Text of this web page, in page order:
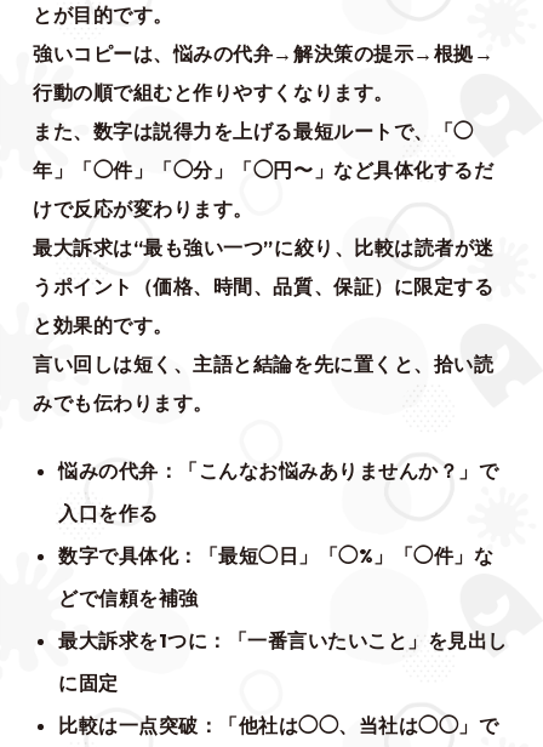
とが目的です。
強いコピーは、悩みの代弁→解決策の提示→根拠→
行動の順で組むと作りやすくなります。
また、数字は説得力を上げる最短ルートで、「◯
年」「◯件」「◯分」「◯円〜」など具体化するだ
けで反応が変わります。
最大訴求は“最も強い一つ”に絞り、比較は読者が迷
うポイント（価格、時間、品質、保証）に限定する
と効果的です。
言い回しは短く、主語と結論を先に置くと、拾い読
みでも伝わります。
悩みの代弁：「こんなお悩みありませんか？」で
入口を作る
数字で具体化：「最短◯日」「◯%」「◯件」な
どで信頼を補強
最大訴求を1つに：「一番言いたいこと」を見出し
に固定
比較は一点突破：「他社は◯◯、当社は◯◯」で